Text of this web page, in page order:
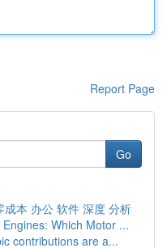
Report Page
Go
本 办公 软件 深度 分析
Which Motor ...
contributions are a...